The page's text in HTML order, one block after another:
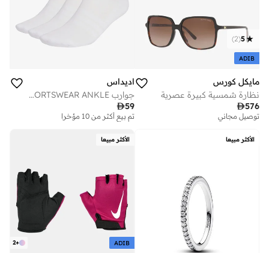
5
(
2
)
ADIB
مايكل كورس
نظارة شمسية كبيرة عصرية
576
توصيل مجاني
اديداس
جوارب CUSHIONED SPORTSWEAR ANKLE - عبوة بها 3 أزواج
59
تم بيع أكثر من 10 مؤخرا
الأكثر مبيعا الأكثر مبيعا
+
2 ADIB